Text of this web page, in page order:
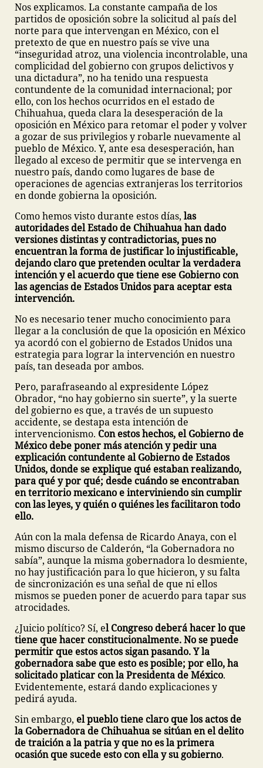
Nos explicamos. La constante campaña de los
partidos de oposición sobre la solicitud al país del
norte para que intervengan en México, con el
pretexto de que en nuestro país se vive una
“inseguridad atroz, una violencia incontrolable, una
complicidad del gobierno con grupos delictivos y
una dictadura”, no ha tenido una respuesta
contundente de la comunidad internacional; por
ello, con los hechos ocurridos en el estado de
Chihuahua, queda clara la desesperación de la
oposición en México para retomar el poder y volver
a gozar de sus privilegios y robarle nuevamente al
pueblo de México. Y, ante esa desesperación, han
llegado al exceso de permitir que se intervenga en
nuestro país, dando como lugares de base de
operaciones de agencias extranjeras los territorios
en donde gobierna la oposición.
Como hemos visto durante estos días, las
autoridades del Estado de Chihuahua han dado
versiones distintas y contradictorias, pues no
encuentran la forma de justificar lo injustificable,
dejando claro que pretenden ocultar la verdadera
intención y el acuerdo que tiene ese Gobierno con
las agencias de Estados Unidos para aceptar esta
intervención.
No es necesario tener mucho conocimiento para
llegar a la conclusión de que la oposición en México
ya acordó con el gobierno de Estados Unidos una
estrategia para lograr la intervención en nuestro
país, tan deseada por ambos.
Pero, parafraseando al expresidente López
Obrador, “no hay gobierno sin suerte”, y la suerte
del gobierno es que, a través de un supuesto
accidente, se destapa esta intención de
intervencionismo. Con estos hechos, el Gobierno de
México debe poner más atención y pedir una
explicación contundente al Gobierno de Estados
Unidos, donde se explique qué estaban realizando,
para qué y por qué; desde cuándo se encontraban
en territorio mexicano e interviniendo sin cumplir
con las leyes, y quién o quiénes les facilitaron todo
ello.
Aún con la mala defensa de Ricardo Anaya, con el
mismo discurso de Calderón, “la Gobernadora no
sabía”, aunque la misma gobernadora lo desmiente,
no hay justificación para lo que hicieron, y su falta
de sincronización es una señal de que ni ellos
mismos se pueden poner de acuerdo para tapar sus
atrocidades.
¿Juicio político? Sí, el Congreso deberá hacer lo que
tiene que hacer constitucionalmente. No se puede
permitir que estos actos sigan pasando. Y la
gobernadora sabe que esto es posible; por ello, ha
solicitado platicar con la Presidenta de México.
Evidentemente, estará dando explicaciones y
pedirá ayuda.
Sin embargo, el pueblo tiene claro que los actos de
la Gobernadora de Chihuahua se sitúan en el delito
de traición a la patria y que no es la primera
ocasión que sucede esto con ella y su gobierno.